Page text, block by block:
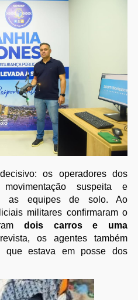
os operadores dos
suspeita e
as equipes de solo. Ao
militares confirmaram o
dois carros e uma
os agentes também
que estava em posse dos